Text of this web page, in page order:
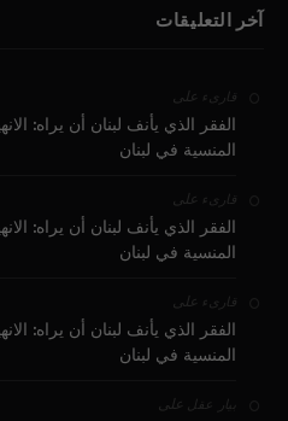
آخر التعليقات
قارىء على
الفقر الذي يأنف لبنان أن يراه:
المنسية في لبنان
قارىء على
الفقر الذي يأنف لبنان أن يراه:
المنسية في لبنان
قارىء على
الفقر الذي يأنف لبنان أن يراه:
المنسية في لبنان
بيار عقل على